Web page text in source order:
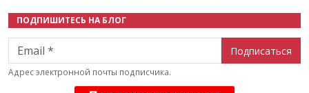
ПОДПИШИТЕСЬ НА БЛОГ
Email
Адрес электронной почты подписчика.